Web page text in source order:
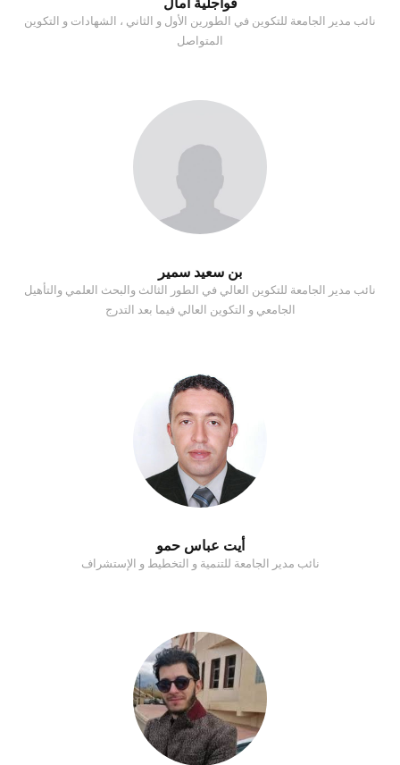
قواجلية أمال
نائب مدير الجامعة للتكوين في الطورين الأول و الثاني ، الشهادات و التكوين
المتواصل
بن سعيد سمير
نائب مدير الجامعة للتكوين العالي في الطور الثالث والبحث العلمي والتأهيل
الجامعي و التكوين العالي فيما بعد التدرج
أيت عباس حمو
نائب مدير الجامعة للتنمية و التخطيط و الإستشراف